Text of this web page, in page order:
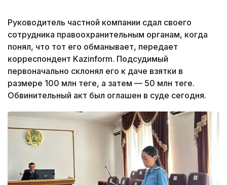
Руководитель частной компании сдал своего
сотрудника правоохранительным органам, когда
понял, что тот его обманывает, передает
корреспондент Kazinform. Подсудимый
первоначально склонял его к даче взятки в
размере 100 млн теңге, а затем — 50 млн теңге.
Обвинительный акт был оглашен в суде сегодня.